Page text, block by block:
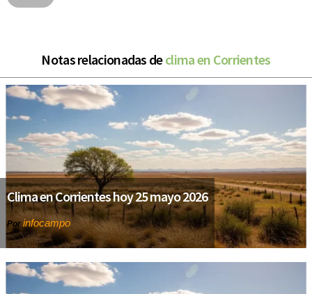
Notas relacionadas declima en Corrientes
Clima en Corrientes hoy 25 mayo 2026
Porinfocampo